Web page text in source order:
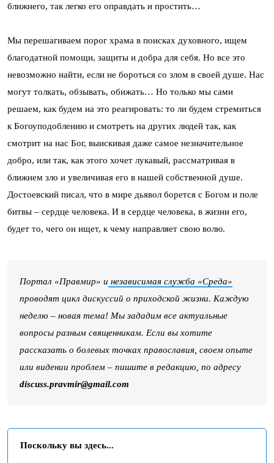
ближнего, так легко его оправдать и простить…
Мы перешагиваем порог храма в поисках духовного, ищем
благодатной помощи, защиты и добра для себя. Но все это
невозможно найти, если не бороться со злом в своей душе. Нас
могут толкать, обзывать, обижать… Но только мы сами
решаем, как будем на это реагировать: то ли будем стремиться
к Богоуподоблению и смотреть на других людей так, как
смотрит на нас Бог, выискивая даже самое незначительное
добро, или так, как этого хочет лукавый, рассматривая в
ближнем зло и увеличивая его в нашей собственной душе.
Достоевский писал, что в мире дьявол борется с Богом и поле
битвы – сердце человека. И в сердце человека, в жизни его,
будет то, чего он ищет, к чему направляет свою волю.
Портал «Правмир» и независимая служба «Среда»
проводят цикл дискуссий о приходской жизни. Каждую
неделю – новая тема! Мы зададим все актуальные
вопросы разным священникам. Если вы хотите
рассказать о болевых точках православия, своем опыте
или видении проблем – пишите в редакцию, по адресу
discuss.pravmir@gmail.com
Поскольку вы здесь...